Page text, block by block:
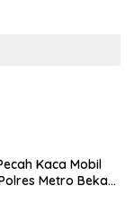
Kaca Mobil
Metro Bekasi